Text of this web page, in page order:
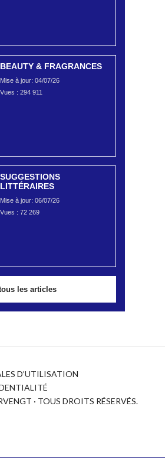
BEAUTY & FRAGRANCES
Mise à jour: 04/07/26
Vues : 294 911
SUGGESTIONS
LITTÉRAIRES
Mise à jour: 06/07/26
Vues : 72 269
les articles
D’UTILISATION
· TOUS DROITS RÉSERVÉS.